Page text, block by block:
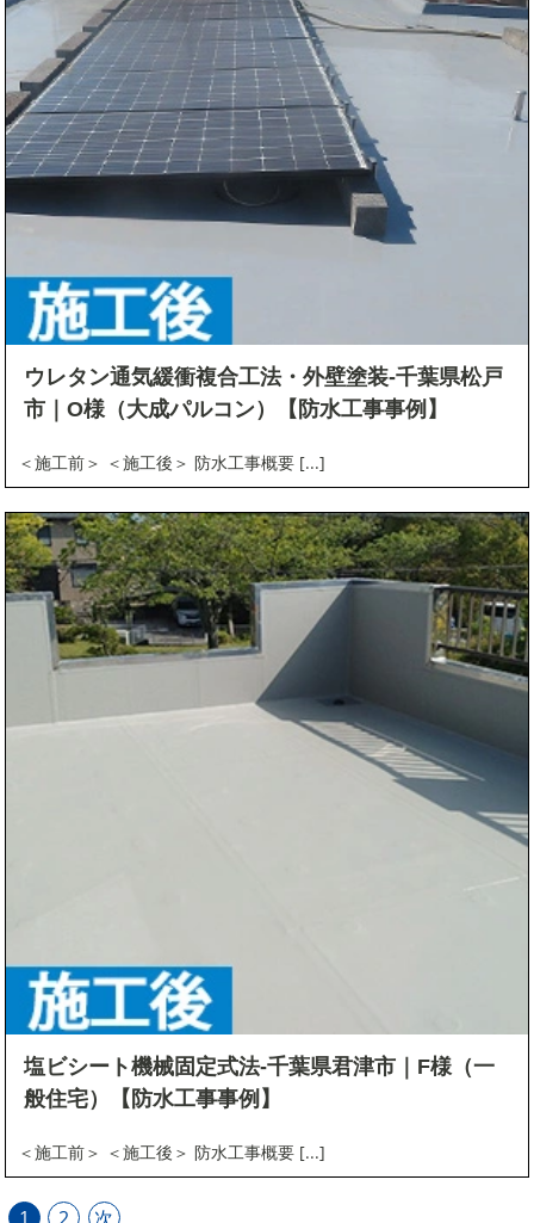
ウレタン通気緩衝複合工法・外壁塗装-千葉県松戸
市｜O様（大成パルコン）【防水工事事例】
＜施工前＞ ＜施工後＞ 防水工事概要 [...]
塩ビシート機械固定式法-千葉県君津市｜F様（一
般住宅）【防水工事事例】
＜施工前＞ ＜施工後＞ 防水工事概要 [...]